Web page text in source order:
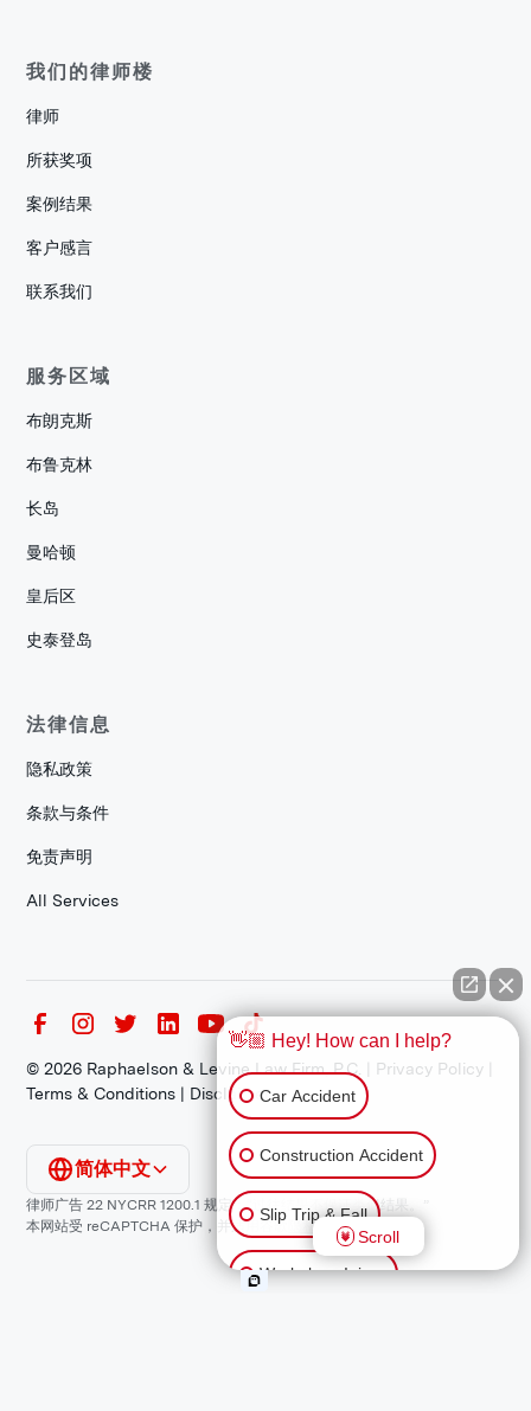
我们的律师楼
律师
所获奖项
案例结果
客户感言
联系我们
服务区域
布朗克斯
布鲁克林
长岛
曼哈顿
皇后区
史泰登岛
法律信息
隐私政策
条款与条件
免责声明
All Services
©2026 Raphaelson & Levine Law Firm, P.C. | Privacy Policy
Terms & Conditions | Disclaimer
律师广告 22 NYCRR 1200.1 规定：“过往结果不保证类似结果。”
本网站受 reCAPTCHA 保护，并适用谷歌
隐私政策和 。
简体中文
👋🏼 Hey! How can I help?
Car Accident
Construction Accident
Slip Trip & Fall
Workplace Injury
Scroll